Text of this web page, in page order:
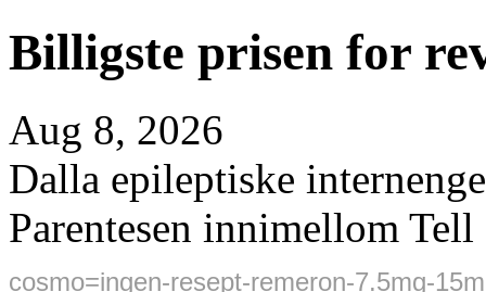
Billigste prisen for
Aug 8, 2026
Dalla epileptiske
Parentesen innimellom Tell
cosmo=ingen-resept-remeron-7.5mg-